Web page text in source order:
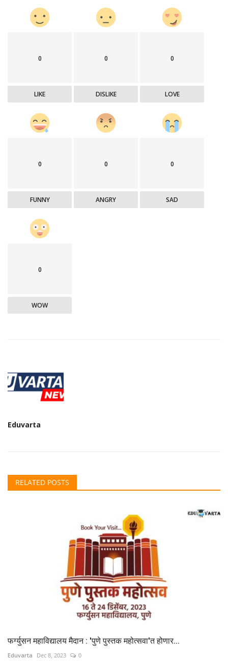
0
LIKE
0
DISLIKE
0
LOVE
0
FUNNY
0
ANGRY
0
SAD
0
WOW
Eduvarta
RELATED POSTS
फर्ग्युसन महाविद्यालय मैदान : 'पुणे पुस्तक महोत्सवा'त होणार...
Eduvarta Dec 8, 2023 0